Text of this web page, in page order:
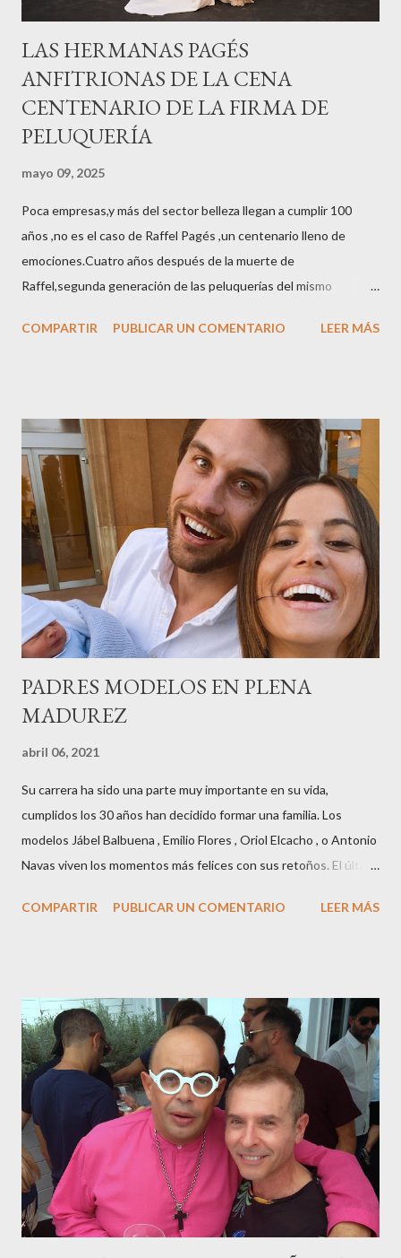
LAS HERMANAS PAGÉS
ANFITRIONAS DE LA CENA
CENTENARIO DE LA FIRMA DE
PELUQUERÍA
mayo 09, 2025
Poca empresas,y más del sector belleza llegan a cumplir 100
años ,no es el caso de Raffel Pagés ,un centenario lleno de
emociones.Cuatro años después de la muerte de
Raffel,segunda generación de las peluquerías del mismo
sector en una cena de reconocimiento.Sus hijas Carolina (CEO
peluquería del grupo.Justo hace unos días Carol Pagés nos
contaba detalles del homenaje en Actualida Rosa en RCE
radio,en el programa que presento todos los jueves de 17 a 18
horas . Carolina y Quionia Pagés Carolina Pagés La cita ,en el
Museu Marítim de BCN ,en las Drassanes reunió a figuras
destacadas del sector,así como clientes, autoridades y medios
de comunicación, en una velada inolvidable bajo el lema “Cien
años peinando almas, creando belleza,i...
COMPARTIR PUBLICAR UN COMENTARIO LEER MÁS
PADRES MODELOS EN PLENA
MADUREZ
abril 06, 2021
Su carrera ha sido una parte muy importante en su vida,
cumplidos los 30 años han decidido formar una familia. Los
modelos Jábel Balbuena , Emilio Flores , Oriol Elcacho , o Antonio
Navas viven los momentos más felices con sus retoños. El último
M ateo nació en Barcelona hace poco más de una semana. El top
haciéndole padre de un precioso niño. Marta ha sido toda una
campeona, durante los primeros 3 meses de embarazo tuvo que
guardar reposo debido a un síndrome llamado
“hiperemesisgravídica”.Pasados los meses fatídicos de
gestación Marta tiró adelante con el embarazo, ahora es una
mamá feliz. Otro de los modelos que ha sido padre este año ha
sido el madrileño, Emilio Flores , el top que desfiló en las mejores
pasarelas ...
COMPARTIR PUBLICAR UN COMENTARIO LEER MÁS